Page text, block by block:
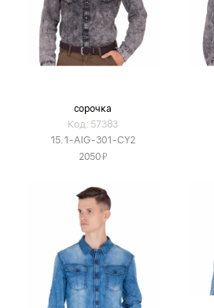
сорочка
Код: 57383
15.1-AIG-301-CY2
2050Я